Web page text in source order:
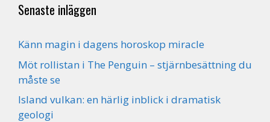
Senaste inläggen
Känn magin i dagens horoskop miracle
Möt rollistan i The Penguin – stjärnbesättning du
måste se
Island vulkan: en härlig inblick i dramatisk
geologi